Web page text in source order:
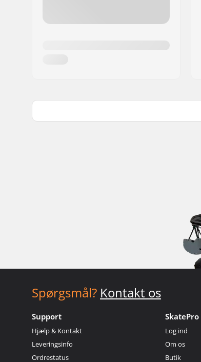
Spørgsmål? Kontakt os
Support
Hjælp & Kontakt
Leveringsinfo
Ordrestatus
SkatePro
Log ind
Om os
Butik